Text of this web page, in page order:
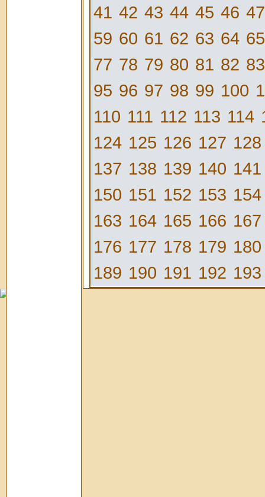
41 42 43 44 45 46 47
59 60 61 62 63 64 65
77 78 79 80 81 82 83
95 96 97 98 99 100
110 111 112 113 114
124 125 126 127 128
137 138 139 140 141
150 151 152 153 154
163 164 165 166 167
176 177 178 179 180
189 190 191 192 193